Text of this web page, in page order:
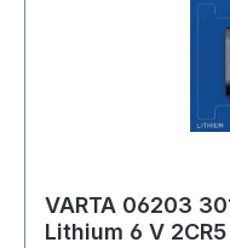
VARTA 06203 301 401 Batterie ULTRA
Lithium 6 V